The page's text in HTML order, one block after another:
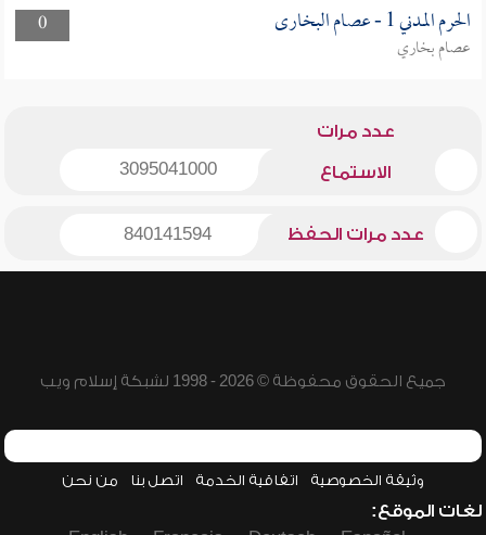
0
الحرم المدني 1 - عصام البخارى
عصام بخاري
عدد مرات
الاستماع 3095041000
عدد مرات الحفظ 840141594
جميع الحقوق محفوظة © 2026 - 1998 لشبكة إسلام ويب
وثيقة الخصوصية اتفاقية الخدمة اتصل بنا من نحن
لغات الموقع: